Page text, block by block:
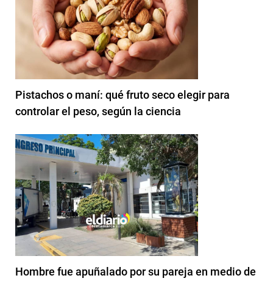
Pistachos o maní: qué fruto seco elegir para
controlar el peso, según la ciencia
Hombre fue apuñalado por su pareja en medio de